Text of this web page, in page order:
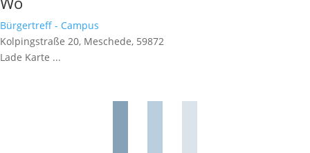
Bürgertreff - Campus
Kolpingstraße 20, Meschede, 59872
Lade Karte ...